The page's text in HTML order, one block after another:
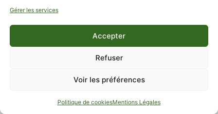
Gérer les services
Accepter
Refuser
Voir les préférences
Politique de cookiesMentions Légales
Coffrets Cadeaux